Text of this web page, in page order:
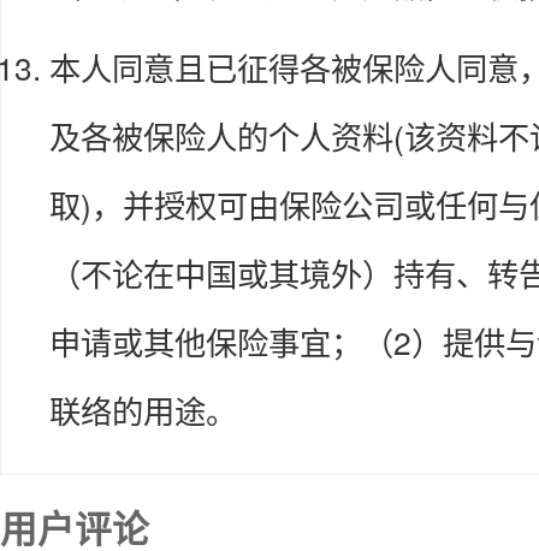
本人同意且已征得各被保险人同意
及各被保险人的个人资料(该资料
取)，并授权可由保险公司或任何
（不论在中国或其境外）持有、
申请或其他保险事宜；（2）提供
联络的用途。
用户评论